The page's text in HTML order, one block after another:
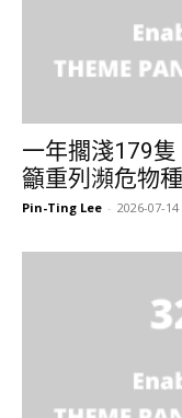
一年擱淺179
籲重列瀕危物種
Pin-Ting Lee - 2026-07-14